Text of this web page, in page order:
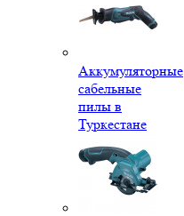
Аккумуляторные
сабельные
пилы в
Туркестане